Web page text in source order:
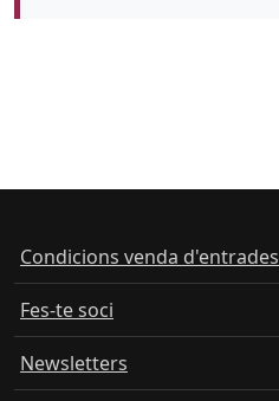
Condicions venda d'entrades
Fes-te soci
Newsletters